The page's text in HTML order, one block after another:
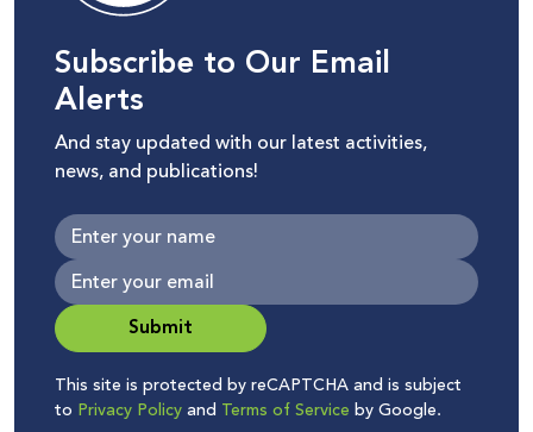
Subscribe to Our Email
Alerts
And stay updated with our latest activities,
news, and publications!
Submit
This site is protected by reCAPTCHA and is subject
to Privacy Policyand Terms of Service by Google.